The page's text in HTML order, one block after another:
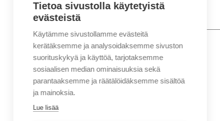
Nimi*
Etunimi
Sukunimi
Sähköposti*
Puhelin*
Tietoa sivustolla käytetyistä
evästeistä
Käytämme sivustollamme evästeitä
kerätäksemme ja analysoidaksemme sivuston
suorituskykyä ja käyttöä, tarjotaksemme
sosiaalisen median ominaisuuksia sekä
parantaaksemme ja räätälöidäksemme sisältöä
ja mainoksia.
Lue lisää